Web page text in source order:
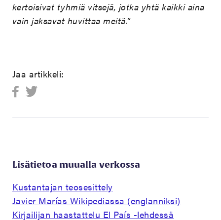
kertoisivat tyhmiä vitsejä, jotka yhtä kaikki aina
vain jaksavat huvittaa meitä.”
Jaa artikkeli:
Lisätietoa muualla verkossa
Kustantajan teosesittely
Javier Marías Wikipediassa (englanniksi)
Kirjailijan haastattelu El País -lehdessä